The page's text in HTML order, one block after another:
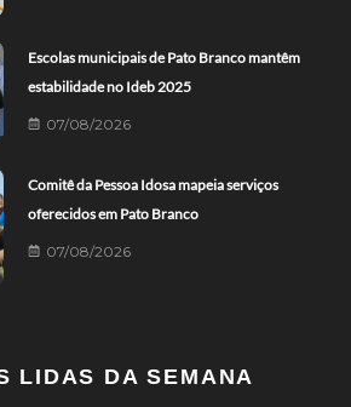
Escolas municipais de Pato Branco mantêm
estabilidade no Ideb 2025
07/08/2026
Comitê da Pessoa Idosa mapeia serviços
oferecidos em Pato Branco
07/08/2026
LIDAS DA SEMANA